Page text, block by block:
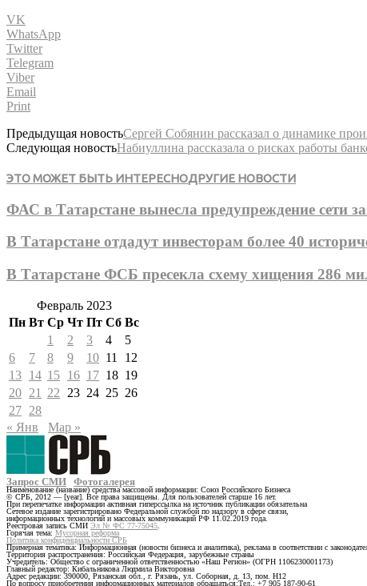
VK
WhatsApp
Twitter
Telegram
Viber
Email
Print
Предыдущая новостьСергей Собянин рассказал о динамике
Следующая новостьНабиуллина рассказала о рисках работы
ЭТО МОЖЕТ БЫТЬ ИНТЕРЕСНОДРУГИЕ НОВОСТИ
ФАС в Татарстане вынесла предупреждение сети
В Татарстане отдадут инвесторам более 40
В Татарстане ФСБ пресекла схему хищения 286
Февраль 2023
Пн Вт Ср Чт Пт Сб Вс
1
2 3 4
5
6
7 8 9 10 11
12
13 14 15 16 17 18 19
20 21 22 23 24 25 26
27 28
« Янв
Мар »
Запрос СМИ Фотогалерея
Наименование (название) средства массовой информации: Союз Российского Бизнеса
© СРБ, 2012 — [year]. Все права защищены. Для пользователей старше 16 лет.
При перепечатке информации активная гиперссылка на источник публикации обязательна
Сетевое издание зарегистрировано Федеральной службой по надзору в сфере связи,
информационных технологий и массовых коммуникаций РФ 11.02.2019 года.
Реестровая запись СМИ Эл № ФС 77-75045
Горячая тема: Мусорная реформа
Политика конфиденциальности СРБ
Примерная тематика: Информационная (новости бизнеса и аналитика), реклама в соответствии с
Территория распространения: Российская Федерация, зарубежные страны
Учредитель: Общество с ограниченной ответственностью «Наш Регион» (ОГРН 1106230001173)
Главный редактор: Кибальникова Людмила Викторовна
Адрес редакции: 390000, Рязанская обл., г. Рязань, ул. Соборная, д. 13, пом. Н12
По вопросу приобретения информационных материалов обращаться:Тел.: +7 905 187-90-61